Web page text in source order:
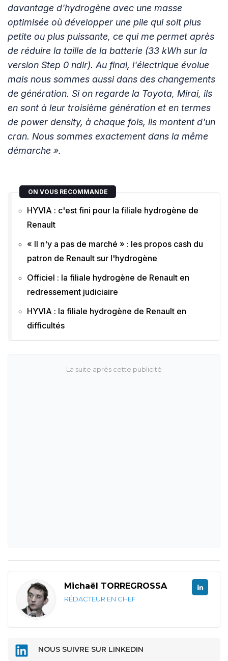
davantage d'hydrogène avec une masse
optimisée où développer une pile qui soit plus
petite ou plus puissante, ce qui me permet après
de réduire la taille de la batterie (33 kWh sur la
version Step 0 ndlr). Au final, l'électrique évolue
mais nous sommes aussi dans des changements
de génération. Si on regarde la Toyota, Mirai, ils
en sont à leur troisième génération et en termes
de power density, à chaque fois, ils montent d'un
cran. Nous sommes exactement dans la même
démarche ».
ON VOUS RECOMMANDE
HYVIA : c'est fini pour la filiale hydrogène de
Renault
« Il n'y a pas de marché » : les propos cash du
patron de Renault sur l'hydrogène
Officiel : la filiale hydrogène de Renault en
redressement judiciaire
HYVIA : la filiale hydrogène de Renault en
difficultés
Michaël TORREGROSSA
RÉDACTEUR EN CHEF
NOUS SUIVRE SUR LINKEDIN